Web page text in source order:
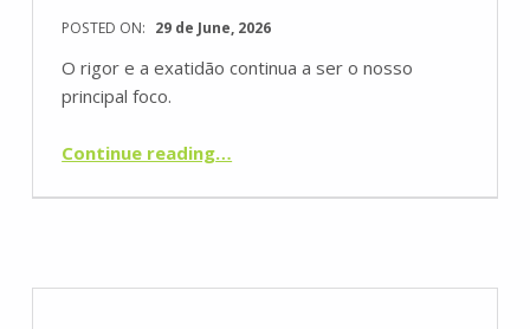
POSTED ON: 29 de June, 2026
O rigor e a exatidão continua a ser o nosso
principal foco.
Continue reading“Aquisição dos novos Laser scanner’s: LEICA RTC700 – Contamos com a mais recente tecnologia ao serviço da TopoRigor 3D Geociências.”
…